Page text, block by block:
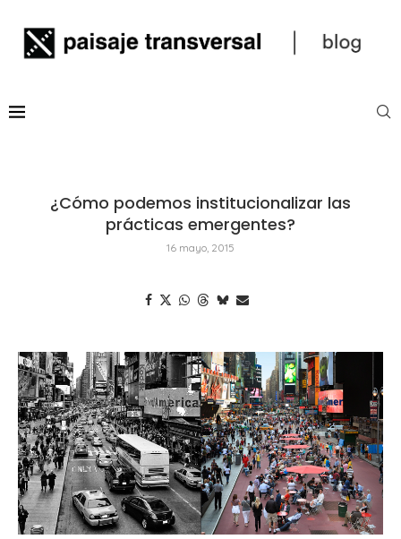
¿Cómo podemos institucionalizar las
prácticas emergentes?
16 mayo, 2015